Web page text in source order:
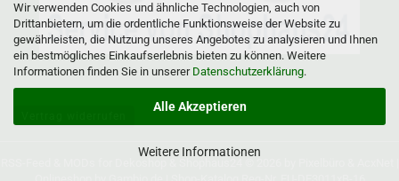
Wir verwenden Cookies und ähnliche Technologien, auch von
Drittanbietern, um die ordentliche Funktionsweise der Website zu
gewährleisten, die Nutzung unseres Angebotes zu analysieren und Ihnen
ein bestmögliches Einkaufserlebnis bieten zu können. Weitere
Informationen finden Sie in unserer Datenschutzerklärung.
Alle Akzeptieren
Weitere Informationen